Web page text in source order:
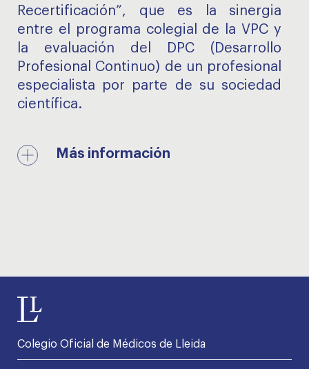
Recertificación”, que es la sinergia
entre el programa colegial de la VPC y
la evaluación del DPC (Desarrollo
Profesional Continuo) de un profesional
especialista por parte de su sociedad
científica.
Más información
Colegio Oficial de Médicos de Lleida